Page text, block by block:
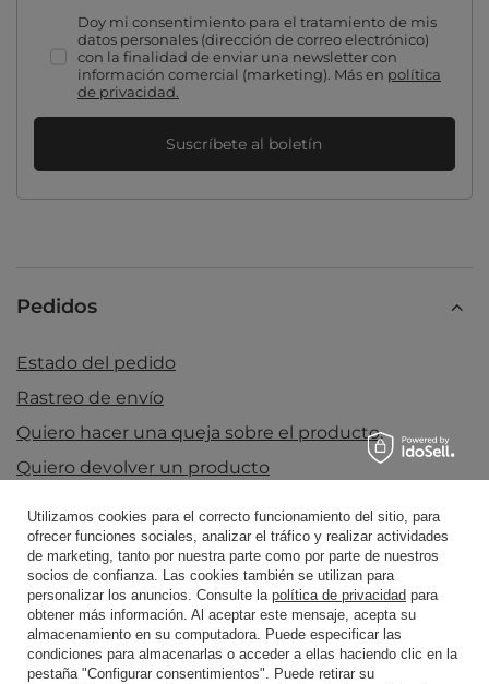
Doy mi consentimiento para el tratamiento de mis
datos personales (dirección de correo electrónico)
con la finalidad de enviar una newsletter con
información comercial (marketing). Más en política
de privacidad.
Suscríbete al boletín
Pedidos
Estado del pedido
Rastreo de envío
Quiero hacer una queja sobre el producto.
Quiero devolver un producto
dirección (no recomendado)
Contacto
Cuenta
Utilizamos cookies para el correcto funcionamiento del sitio, para
ofrecer funciones sociales, analizar el tráfico y realizar actividades
de marketing, tanto por nuestra parte como por parte de nuestros
socios de confianza. Las cookies también se utilizan para
personalizar los anuncios. Consulte la política de privacidad para
obtener más información. Al aceptar este mensaje, acepta su
almacenamiento en su computadora. Puede especificar las
condiciones para almacenarlas o acceder a ellas haciendo clic en la
pestaña "Configurar consentimientos". Puede retirar su